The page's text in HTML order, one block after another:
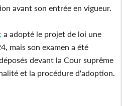
avant son entrée en vigueur.
a adopté le projet de loi une
mais son examen a été
devant la Cour suprême
et la procédure d'adoption.